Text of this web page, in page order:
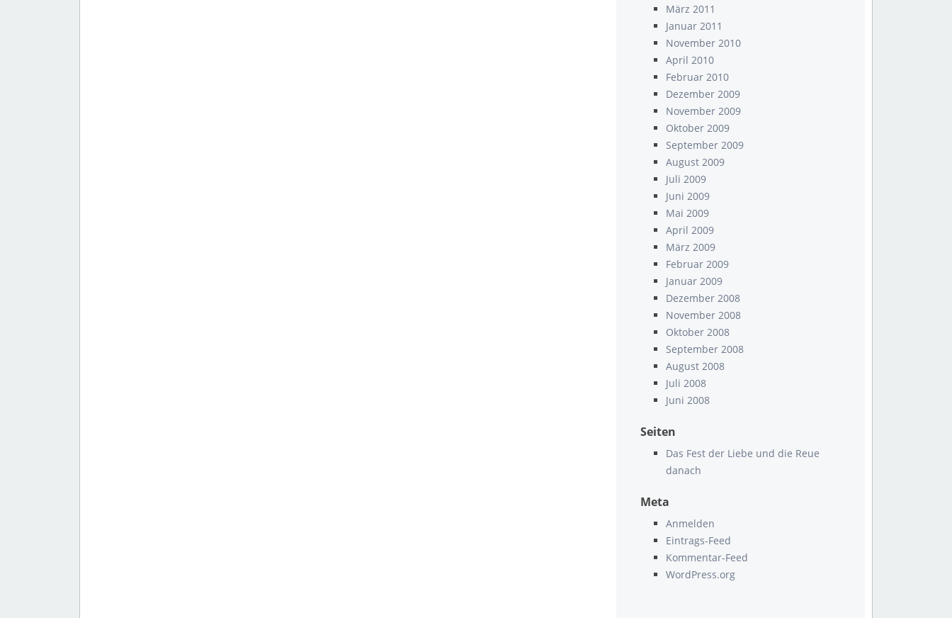
März 2011
Januar 2011
November 2010
April 2010
Februar 2010
Dezember 2009
November 2009
Oktober 2009
September 2009
August 2009
Juli 2009
Juni 2009
Mai 2009
April 2009
März 2009
Februar 2009
Januar 2009
Dezember 2008
November 2008
Oktober 2008
September 2008
August 2008
Juli 2008
Juni 2008
Seiten
Das Fest der Liebe und die Reue
danach
Meta
Anmelden
Eintrags-Feed
Kommentar-Feed
WordPress.org